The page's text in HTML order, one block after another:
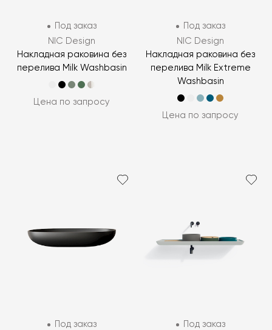
Под заказ
NIC Design
Накладная раковина без
перелива Milk Washbasin
Цена по запросу
Под заказ
NIC Design
Накладная раковина без
перелива Milk Extreme
Washbasin
Цена по запросу
Под заказ
Под заказ